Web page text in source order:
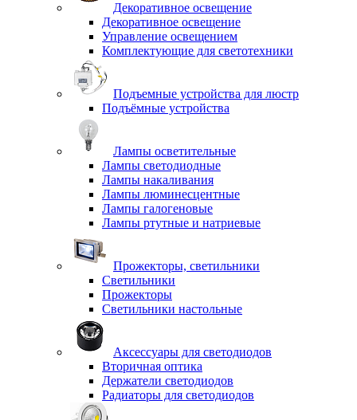
Декоративное освещение
Декоративное освещение
Управление освещением
Комплектующие для светотехники
Подъемные устройства для люстр
Подъёмные устройства
Лампы осветительные
Лампы светодиодные
Лампы накаливания
Лампы люминесцентные
Лампы галогеновые
Лампы ртутные и натриевые
Прожекторы, светильники
Светильники
Прожекторы
Светильники настольные
Аксессуары для светодиодов
Вторичная оптика
Держатели светодиодов
Радиаторы для светодиодов